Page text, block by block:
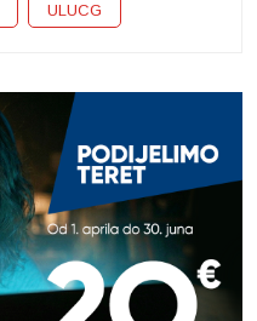
ULUCG